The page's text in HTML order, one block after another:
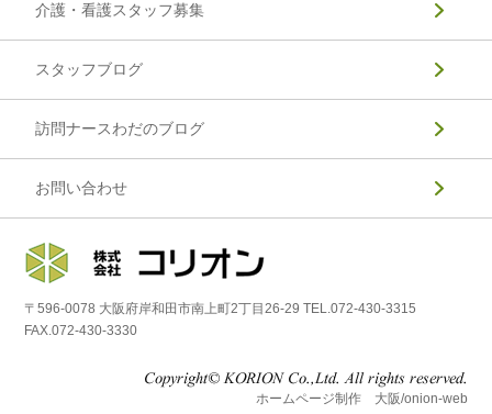
介護・看護スタッフ募集
スタッフブログ
訪問ナースわだのブログ
お問い合わせ
〒596-0078 大阪府岸和田市南上町2丁目26-29 TEL.072-430-3315
FAX.072-430-3330
ホームページ制作 大阪/onion-web